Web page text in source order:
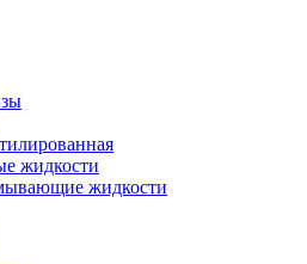
жидкости
жидкости